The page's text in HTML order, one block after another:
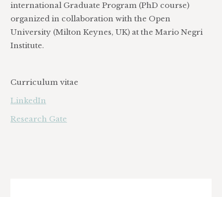
international Graduate Program (PhD course)
organized in collaboration with the Open
University (Milton Keynes, UK) at the Mario Negri
Institute.
Curriculum vitae
LinkedIn
Research Gate